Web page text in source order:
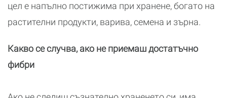
цел е напълно постижима при хранене, богато на
растителни продукти, варива, семена и зърна.
Какво се случва, ако не приемаш достатъчно
фибри